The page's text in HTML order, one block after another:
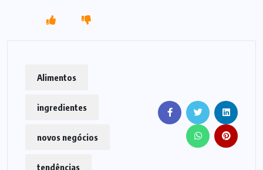
Alimentos
ingredientes
novos negócios
tendências